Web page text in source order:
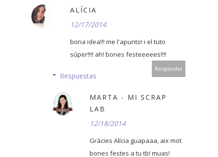
ALÍCIA
12/17/2014
bona idea!!! me l'apunto! i el tuto
súper!!!! ah! bones festeeeees!!!!
Responder
Respuestas
MARTA - MI SCRAP
LAB
12/18/2014
Gràcies Alícia guapaaa, aix mot
bones festes a tu tb! muas!